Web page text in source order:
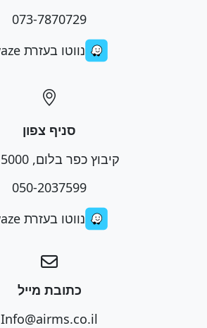
073-7870729
נווטו בעזרת waze
סניף צפון
קיבוץ כפר בלום, 1215000
050-2037599
נווטו בעזרת waze
כתובת מייל
Info@airms.co.il